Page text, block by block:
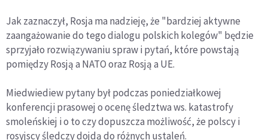
Jak zaznaczył, Rosja ma nadzieję, że "bardziej aktywne
zaangażowanie do tego dialogu polskich kolegów" będzie
sprzyjało rozwiązywaniu spraw i pytań, które powstają
pomiędzy Rosją a NATO oraz Rosją a UE.
Miedwiediew pytany był podczas poniedziałkowej
konferencji prasowej o ocenę śledztwa ws. katastrofy
smoleńskiej i o to czy dopuszcza możliwość, że polscy i
rosyjscy śledczy dojdą do różnych ustaleń.